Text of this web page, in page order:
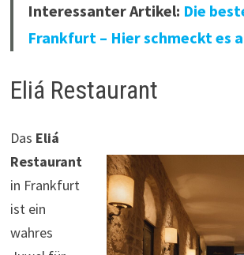
Interessanter Artikel: Die
Frankfurt – Hier schmeckt es
Eliá Restaurant
Das Eliá
Restaurant
in Frankfurt
ist ein
wahres